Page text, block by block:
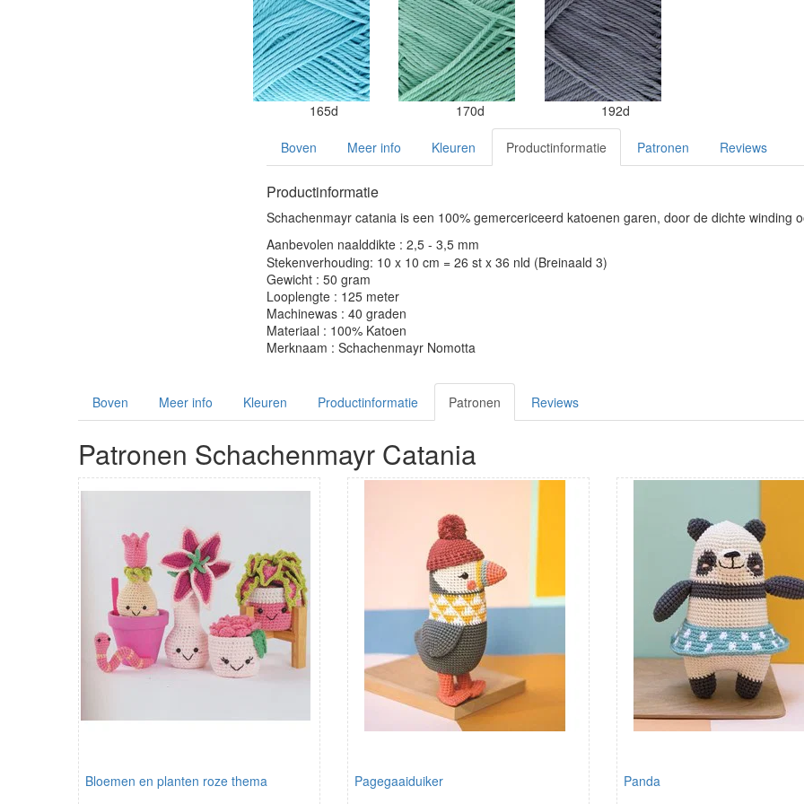
165d 170d 192d
Boven Meer info Kleuren Productinformatie Patronen Reviews
Productinformatie
Schachenmayr catania is een 100% gemercericeerd katoenen garen, door de dichte winding
Aanbevolen naalddikte : 2,5 - 3,5 mm
Stekenverhouding: 10 x 10 cm = 26 st x 36 nld (Breinaald 3)
Gewicht : 50 gram
Looplengte : 125 meter
Machinewas : 40 graden
Materiaal : 100% Katoen
Merknaam : Schachenmayr Nomotta
Boven Meer info Kleuren Productinformatie Patronen Reviews
Patronen Schachenmayr Catania
Bloemen en planten roze thema Pagegaaiduiker Panda